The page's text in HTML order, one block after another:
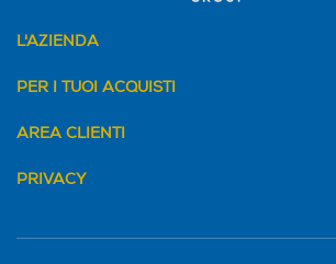
L'AZIENDA
PER I TUOI ACQUISTI
AREA CLIENTI
PRIVACY